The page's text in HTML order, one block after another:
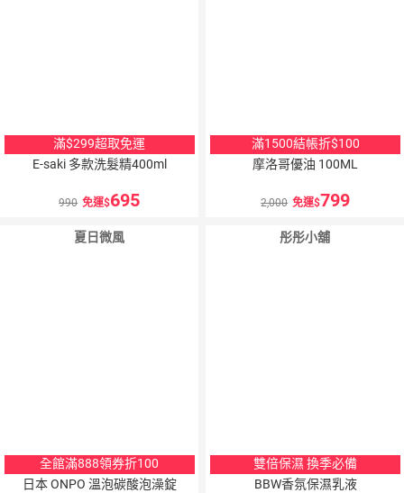
滿$299超取免運
E-saki 多款洗髮精400ml
990 免運 695
滿1500結帳折$100
摩洛哥優油 100ML
2,000 免運 799
夏日微風
全館滿888領券折100
日本 ONPO 溫泡碳酸泡澡錠
彤彤小舖
雙倍保濕 換季必備
BBW香氛保濕乳液